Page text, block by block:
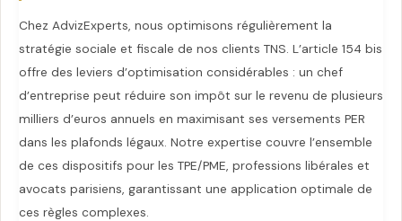
Chez AdvizExperts, nous optimisons régulièrement la
stratégie sociale et fiscale de nos clients TNS. L’article 154 bis
offre des leviers d’optimisation considérables : un chef
d’entreprise peut réduire son impôt sur le revenu de plusieurs
milliers d’euros annuels en maximisant ses versements PER
dans les plafonds légaux. Notre expertise couvre l’ensemble
de ces dispositifs pour les TPE/PME, professions libérales et
avocats parisiens, garantissant une application optimale de
ces règles complexes.